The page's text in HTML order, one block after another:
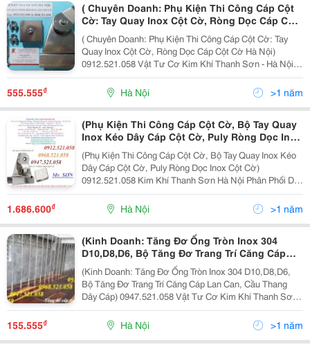
( Chuyên Doanh: Phụ Kiện Thi Công Cáp Cột
Cờ: Tay Quay Inox Cột Cờ, Ròng Dọc Cáp Cột
Cờ Hà Nội) Vật Tư Cơ Kim Khí Thanh Sơn - Hà
Nội Cung Ứng Puly Vuông Bằng Inox Kéo Dây
Cáp Cột Cờ, Ốc Siết Cáp Inox Sus 304,Tăng
Đơ Inox Sus 304 , Bóng Inox Có Đế
( Chuyên Doanh: Phụ Kiện Thi Công Cáp Cột Cờ: Tay
Quay Inox Cột Cờ, Ròng Dọc Cáp Cột Cờ Hà Nội)
0912.521.058 Vật Tư Cơ Kim Khí Thanh Sơn - Hà Nội
Cung Ứng Puly Vuông Bằng Inox Kéo Dây Cáp Cột Cờ,
Ốc Siết Cáp Inox Sus 304,Tăng Đơ Inox Sus 304 ,
Bóng...
555.555₫ Hà Nội >1 năm
(Phụ Kiện Thi Công Cáp Cột Cờ, Bộ Tay Quay
Inox Kéo Dây Cáp Cột Cờ, Puly Ròng Dọc Inox
Cột Cờ) Kim Khí Thanh Sơn Hà Nội Phân Phối
Dây Cáp Cột Cờ, Cáp Inox 304 Bọc Nhựa,Cáp
Inox 304 Trần, Cáp Thép Bọc Nhựa, Khóa Kẹp
Cáp Inox 304, Tăng Đơ Inox 304
(Phụ Kiện Thi Công Cáp Cột Cờ, Bộ Tay Quay Inox Kéo
Dây Cáp Cột Cờ, Puly Ròng Dọc Inox Cột Cờ)
0912.521.058 Kim Khí Thanh Sơn Hà Nội Phân Phối Dây
Cáp Cột Cờ, Cáp Inox 304 Bọc Nhựa,Cáp Inox 304 Trần,
Cáp Thép Bọc Nhựa, Khóa Kẹp Cáp Inox 304, Tăng
1.686.600₫ Hà Nội >1 năm
(Kinh Doanh: Tăng Đơ Ống Tròn Inox 304
D10,D8,D6, Bộ Tăng Đơ Trang Trí Căng Cáp
Lan Can, Cầu Thang Dây Cáp) Vật Tư Cơ Kim
Khí Thanh Sơn - Hà Nội Phân Phối Linh Phụ
Kiện Thi Công Cầu Thang Dây Cáp Nhà Vip Hà
Nội, Cáp Inox 304 Bọc Nhựa Trắng
(Kinh Doanh: Tăng Đơ Ống Tròn Inox 304 D10,D8,D6,
Bộ Tăng Đơ Trang Trí Căng Cáp Lan Can, Cầu Thang
Dây Cáp) 0947.521.058 Vật Tư Cơ Kim Khí Thanh Sơn -
Hà Nội Phân Phối Linh Phụ Kiện Thi Công Cầu Thang
Dây Cáp Nhà Vip Hà Nội, Cáp Inox 304 Bọc Nhựa...
155.555₫ Hà Nội >1 năm